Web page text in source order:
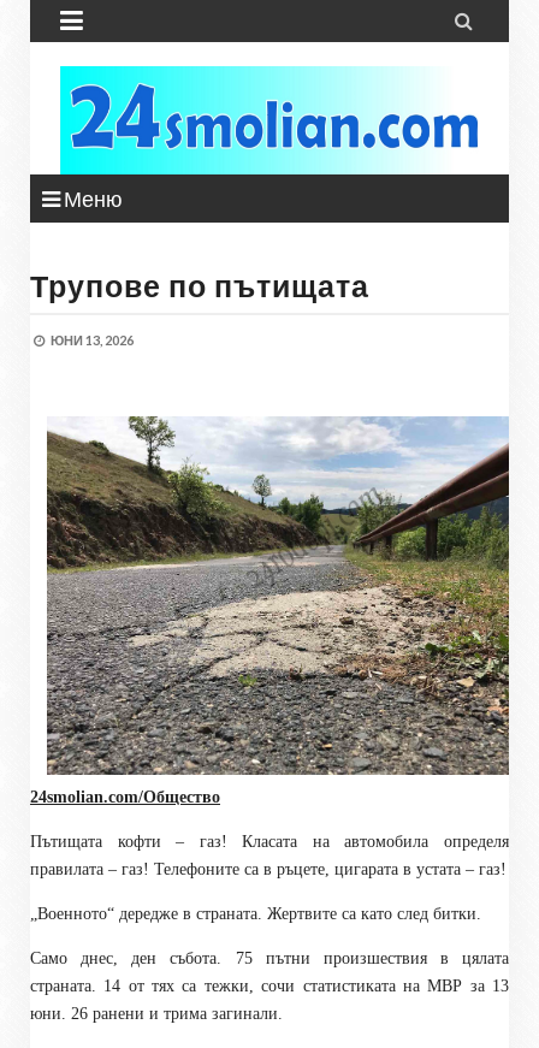
 
Меню
Трупове по пътищата
ЮНИ 13, 2026
24smolian.com/Общество
Пътищата кофти – газ! Класата на автомобила определя
правилата – газ! Телефоните са в ръцете, цигарата в устата – газ!
„Военното“ дередже в страната. Жертвите са като след битки.
Само днес, ден събота. 75 пътни произшествия в цялата
страната. 14 от тях са тежки, сочи статистиката на МВР за 13
юни. 26 ранени и трима загинали.